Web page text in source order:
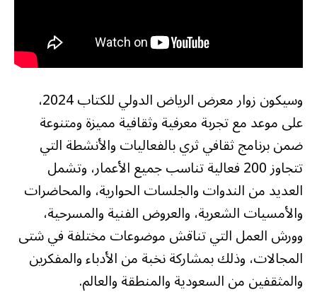
وسيكون زوار معرض الرياض الدولي للكتاب 2024،
على موعد مع تجربة معرفية وثقافية مميزة ومتنوعة
ضمن برنامج ثقافي ثري بالفعاليات والأنشطة التي
تتجاوز 200 فعالية تناسب جميع الأعمار، وتشمل
العديد من الندوات والجلسات الحوارية، والمحاضرات
والأمسيات الشعرية، والعروض الفنية والمسرحية،
وورش العمل التي تناقش موضوعات مختلفة في شتى
المجالات، وذلك بمشاركة نخبة من الأدباء والمفكرين
والمثقفين من السعودية والمنطقة والعالم.